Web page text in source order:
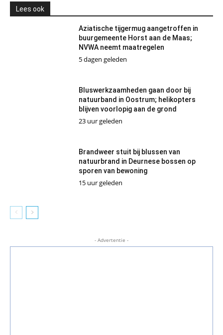
Lees ook
Aziatische tijgermug aangetroffen in
buurgemeente Horst aan de Maas;
NVWA neemt maatregelen
5 dagen geleden
Bluswerkzaamheden gaan door bij
natuurband in Oostrum; helikopters
blijven voorlopig aan de grond
23 uur geleden
Brandweer stuit bij blussen van
natuurbrand in Deurnese bossen op
sporen van bewoning
15 uur geleden
- Advertentie -